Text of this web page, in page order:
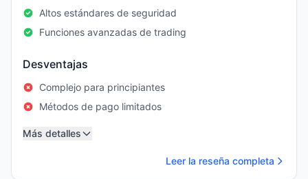
Altos estándares de seguridad
Funciones avanzadas de trading
Desventajas
Complejo para principiantes
Métodos de pago limitados
Más detalles
Leer la reseña completa